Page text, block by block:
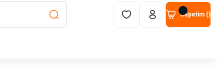
Sepetim ()